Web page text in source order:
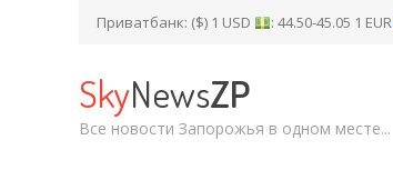
Приватбанк: ($) 1 USD : 44.50-45.05 1 EUR
SkyNewsZP
Все новости Запорожья в одном месте...